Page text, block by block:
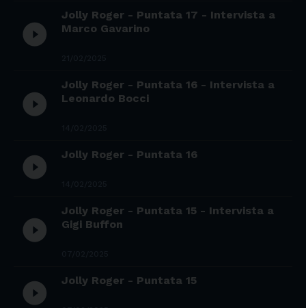
play_circle_filled
Jolly Roger - Puntata 17 - Intervista a
Marco Gavarino
play_circle_filled
Jolly Roger - Puntata 16 - Intervista a
Leonardo Bocci
play_circle_filled Jolly Roger - Puntata 16
play_circle_filled
Jolly Roger - Puntata 15 - Intervista a
Gigi Buffon
play_circle_filled Jolly Roger - Puntata 15